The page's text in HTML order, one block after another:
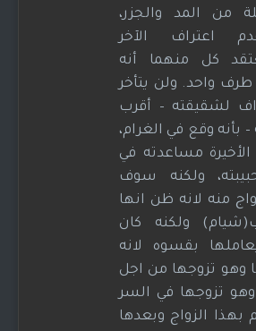
من المد والجزر،
اعتراف الآخر
كل منهما أنه
واحد. ولن يتأخر
لشقيقته – أقرب
بأنه وقع في الغرام،
مساعدته في
ولكنه سوف
منه لانه ظن انها
ولكنه كان
بقسوه لانه
وهو تزوجها من اجل
تزوجها في السر
بهذا الزواج وبعدها